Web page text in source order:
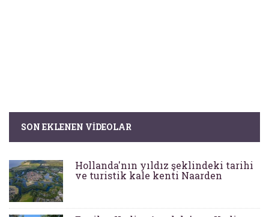
SON EKLENEN VIDEOLAR
Hollanda'nın yıldız şeklindeki tarihi
ve turistik kale kenti Naarden